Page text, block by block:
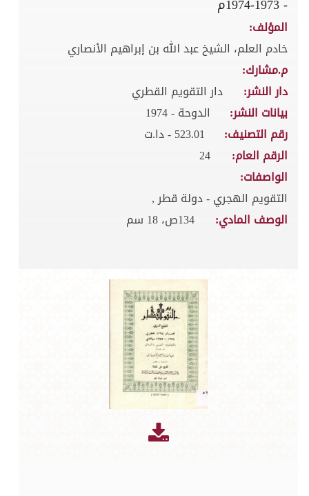
المؤلف:
خادم العلم، الشيخ عبد الله بن إبراهيم الأنصاري
م.مشارك:
دار النشر:
دار التقويم القطري
بيانات النشر:
الدوحة - 1974
رقم التصنيف:
523.01 - دا.ت
الرقم العام:
24
الواصفات:
التقويم الهجري - دولة قطر ,
الوصف المادي:
134ص، 18 سم